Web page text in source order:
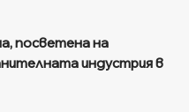
посветена на
индустрия в